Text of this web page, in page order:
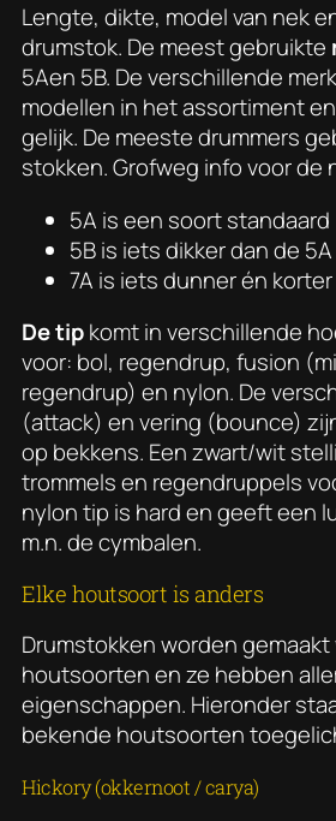
Lengte, dikte, model van nek
drumstok. De meest gebruikte
5Aen 5B. De verschillende
modellen in het assortiment
gelijk. De meeste drummers
stokken. Grofweg info voor de
5A is een soort standaard
5B is iets dikker dan de 5A
7A is iets dunner én
De tipkomt in verschillende
voor: bol, regendrup, fusion
regendrup) en nylon. De
(attack) en vering (bounce)
op bekkens. Een zwart/wit
trommels en regendruppels
nylon tip is hard en geeft een
m.n. de cymbalen.
Elke houtsoort is anders
Drumstokken worden
houtsoorten en ze hebben
eigenschappen. Hieronder
bekende houtsoorten
Hickory (okkernoot / carya)